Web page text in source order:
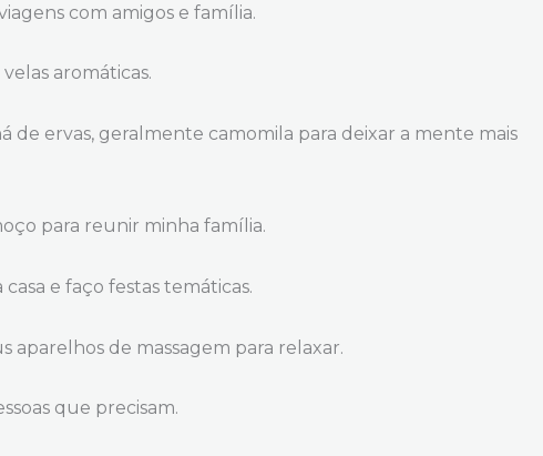
com amigos e família.
aromáticas.
de ervas, geralmente camomila para deixar a mente mais
para reunir minha família.
casa e faço festas temáticas.
aparelhos de massagem para relaxar.
que precisam.